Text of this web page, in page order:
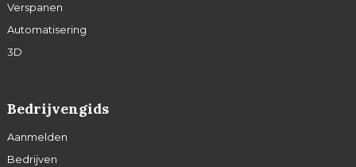
Verspanen
Automatisering
3D
Bedrijvengids
Aanmelden
Bedrijven